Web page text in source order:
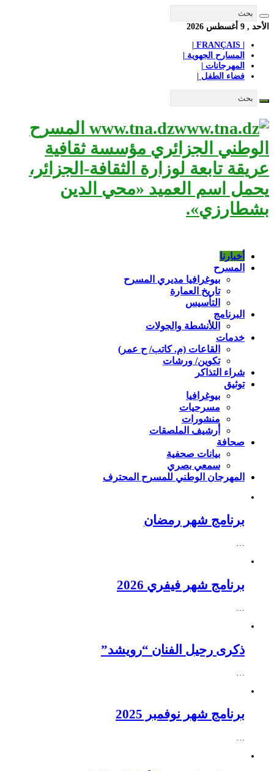
الأحد , 9 أغسطس 2026
المسارح الجهوية |
المهرجانات |
فضاء الطفل |
www.tna.dz المسرح
الوطني الجزائري مؤسسة ثقافية
عريقة تابعة لوزارة الثقافة-الجزائر،
يحمل اسم العميد «محي الدين
بشطارزي».
أخبارنا
المسرح
بيوغرافيا مديري المسرح
تاريخ العمارة
التأسيس
البرنامج
اللأنشطة والجولات
خدمات
القاعات (م. كاتب/ ح عمر)
تكوين/ ورشات
شراء التذاكر
توثيق
بيوغرافيا
مسرحيات
منشورات
أرشيف الملصقات
صحافة
بيانات صحفية
سمعي بصري
المهرجان الوطني للمسرح المحترف
برنامج شهر رمضان
…
برنامج شهر فيفري 2026
…
ذكرى رحيل الفنان “رويشد”
…
برنامج شهر نوفمبر 2025